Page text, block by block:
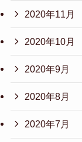
2020年11月
2020年10月
2020年9月
2020年8月
2020年7月